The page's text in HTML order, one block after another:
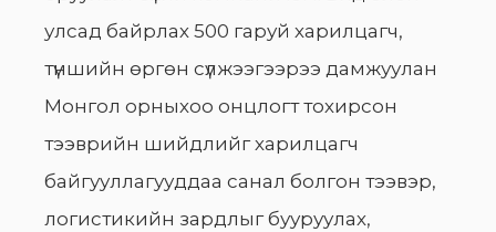
улсад байрлах 500 гаруй харилцагч,
түншийн өргөн сүлжээгээрээ дамжуулан
Монгол орныхоо онцлогт тохирсон
тээврийн шийдлийг харилцагч
байгууллагууддаа санал болгон тээвэр,
логистикийн зардлыг бууруулах,